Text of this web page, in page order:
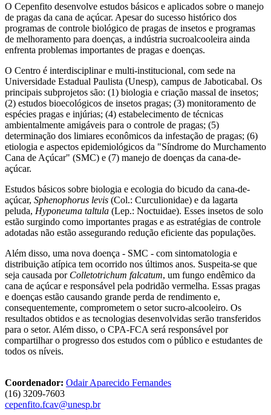
O Cepenfito desenvolve estudos básicos e aplicados sobre o manejo
de pragas da cana de açúcar. Apesar do sucesso histórico dos
programas de controle biológico de pragas de insetos e programas
de melhoramento para doenças, a indústria sucroalcooleira ainda
enfrenta problemas importantes de pragas e doenças.
O Centro é interdisciplinar e multi-institucional, com sede na
Universidade Estadual Paulista (Unesp), campus de Jaboticabal. Os
principais subprojetos são: (1) biologia e criação massal de insetos;
(2) estudos bioecológicos de insetos pragas; (3) monitoramento de
espécies pragas e injúrias; (4) estabelecimento de técnicas
ambientalmente amigáveis para o controle de pragas; (5)
determinação dos limiares econômicos da infestação de pragas; (6)
etiologia e aspectos epidemiológicos da "Síndrome do Murchamento
Cana de Açúcar" (SMC) e (7) manejo de doenças da cana-de-
açúcar.
Estudos básicos sobre biologia e ecologia do bicudo da cana-de-
açúcar, Sphenophorus levis (Col.: Curculionidae) e da lagarta
peluda, Hyponeuma taltula (Lep.: Noctuidae). Esses insetos de solo
estão surgindo como importantes pragas e as estratégias de controle
adotadas não estão assegurando redução eficiente das populações.
Além disso, uma nova doença - SMC - com sintomatologia e
distribuição atípica tem ocorrido nos últimos anos. Suspeita-se que
seja causada porColletotrichum falcatum, um fungo endêmico da
cana de açúcar e responsável pela podridão vermelha. Essas pragas
e doenças estão causando grande perda de rendimento e,
consequentemente, comprometem o setor sucro-alcooleiro. Os
resultados obtidos e as tecnologias desenvolvidas serão transferidos
para o setor. Além disso, o CPA-FCA será responsável por
compartilhar o progresso dos estudos com o público e estudantes de
todos os níveis.
Coordenador: Odair Aparecido Fernandes
(16) 3209-7603
cepenfito.fcav@unesp.br